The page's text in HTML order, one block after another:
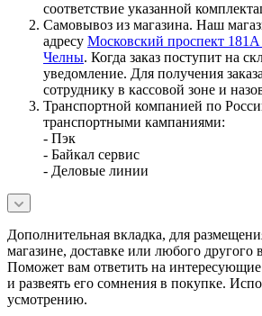
соответствие указанной
Самовывоз из магазина. Наш
адресу Московский проспект
Челны. Когда заказ поступит на
уведомление. Для получения
сотруднику в кассовой зоне и
Транспортной компанией по
транспортными кампаниями:
- Пэк
- Байкал сервис
- Деловые линии
Дополнительная вкладка, для
магазине, доставке или любого другого
Поможет вам ответить на
и развеять его сомнения в покупке.
усмотрению.